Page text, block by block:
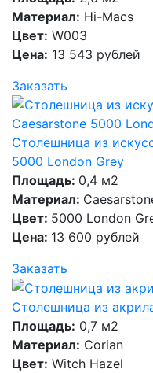
Материал: Hi-Macs
Цвет: W003
Цена: 13 543 рублей
Заказать
Столешница из
5000 London Grey
Площадь: 0,4 м2
Материал:
Цвет: 5000 London
Цена: 13 600 рублей
Заказать
Столешница из
Площадь: 0,7 м2
Материал: Corian
Цвет: Witch Hazel